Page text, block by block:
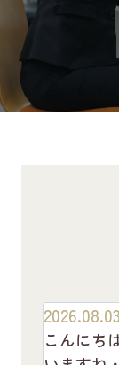
2026.08.03
こんにち